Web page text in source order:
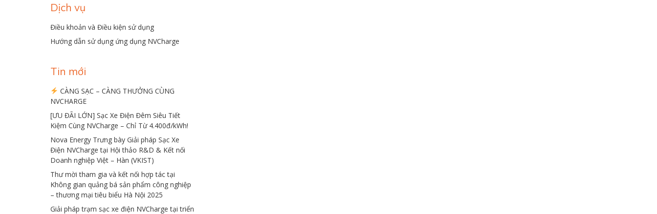
Dịch vụ
Điều khoản và Điều kiện sử dụng
Hướng dẫn sử dụng ứng dụng NVCharge
Tin mới
CÀNG SẠC – CÀNG THƯỞNG CÙNG
NVCHARGE
[ƯU ĐÃI LỚN] Sạc Xe Điện Đêm Siêu Tiết
Kiệm Cùng NVCharge – Chỉ Từ 4.400đ/kWh!
Nova Energy Trưng bày Giải pháp Sạc Xe
Điện NVCharge tại Hội thảo R&D & Kết nối
Doanh nghiệp Việt – Hàn (VKIST)
Thư mời tham gia và kết nối hợp tác tại
Không gian quảng bá sản phẩm công nghiệp
– thương mại tiêu biểu Hà Nội 2025
Giải pháp trạm sạc xe điện NVCharge tại triển